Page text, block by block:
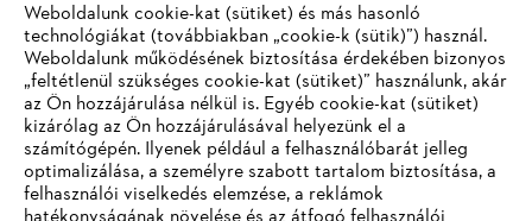
#STIHL
Weboldalunk cookie-kat (sütiket) és más hasonló
technológiákat (továbbiakban „cookie-k (sütik)”) használ.
Weboldalunk működésének biztosítása érdekében bizonyos
„feltétlenül szükséges cookie-kat (sütiket)” használunk, akár
az Ön hozzájárulása nélkül is. Egyéb cookie-kat (sütiket)
kizárólag az Ön hozzájárulásával helyezünk el a
számítógépén. Ilyenek például a felhasználóbarát jelleg
optimalizálása, a személyre szabott tartalom biztosítása, a
felhasználói viselkedés elemzése, a reklámok